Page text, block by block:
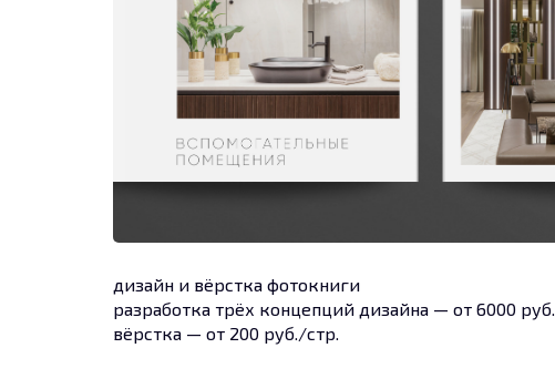
дизайн и вёрстка фотокниги
разработка трёх концепций дизайна — от 6000 руб.
вёрстка — от 200 руб./стр.